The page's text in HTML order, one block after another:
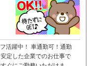
活躍中！ 車通勤可！通勤
定した企業でのお仕事で